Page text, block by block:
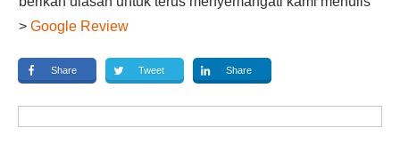
> Google Review
Share Tweet Share